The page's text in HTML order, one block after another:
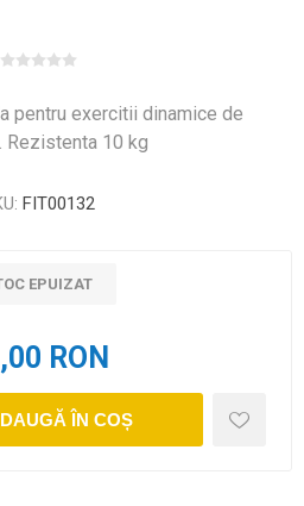
pentru exercitii dinamice de
Rezistenta 10 kg
FIT00132
EPUIZAT
RON
ÎN COȘ